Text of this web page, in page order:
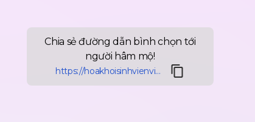
Chia sẻ đường dẫn bình chọn tới
người hâm mộ!
https://hoakhoisinhvienvietnam.1vote.vn/thi-sinh/nguoidepduocyeuthichnhat/phan-thi-thao-van-106